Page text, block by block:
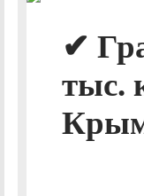
✔
тыс.